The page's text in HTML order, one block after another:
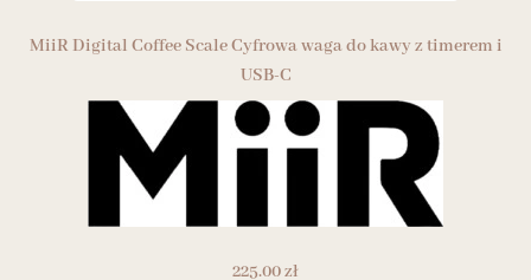
MiiR Digital Coffee Scale Cyfrowa waga do kawy z timerem i
USB-C
225.00zł